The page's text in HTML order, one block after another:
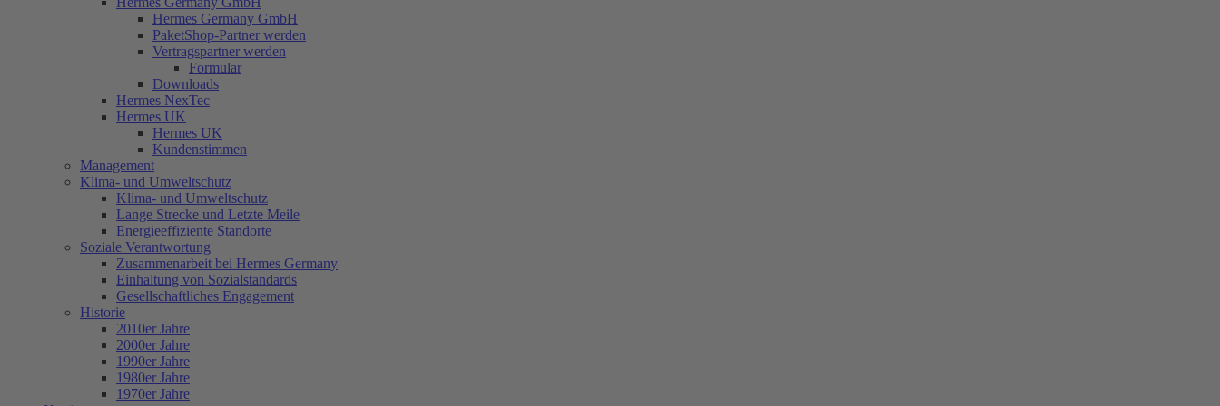
Hermes Germany GmbH
PaketShop-Partner werden
Vertragspartner werden
Formular
Downloads
Hermes NexTec
Hermes UK
Hermes UK
Kundenstimmen
Management
Klima- und Umweltschutz
Klima- und Umweltschutz
Lange Strecke und Letzte Meile
Energieeffiziente Standorte
Soziale Verantwortung
Zusammenarbeit bei Hermes Germany
Einhaltung von Sozialstandards
Gesellschaftliches Engagement
Historie
2010er Jahre
2000er Jahre
1990er Jahre
1980er Jahre
1970er Jahre